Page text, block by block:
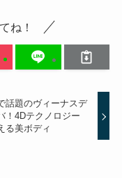
ね！
話題のヴィーナスデ
！4Dテクノロジー
る美ボディ